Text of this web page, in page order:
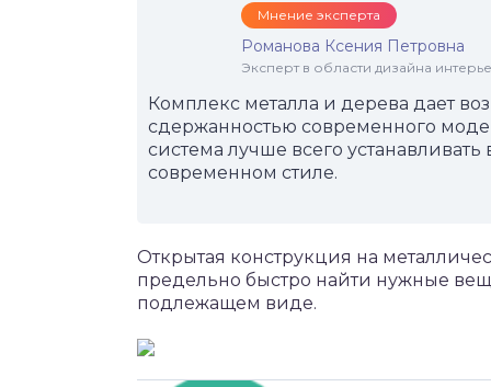
Мнение эксперта
Романова Ксения Петровна
Эксперт в области дизайна
Комплекс металла и дерева дает
сдержанностью современного
система лучше всего
современном стиле.
Открытая конструкция на
предельно быстро найти нужные
подлежащем виде.